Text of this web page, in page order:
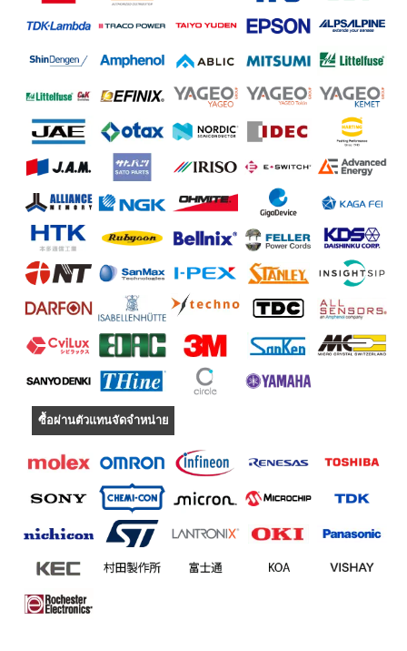
ซื้อผ่านตัวแทนจัดจำหน่าย